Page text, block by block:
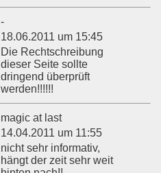
-
18.06.2011 um 15:45
Die Rechtschreibung
dieser Seite sollte
dringend überprüft
werden!!!!!!
magic at last
14.04.2011 um 11:55
nicht sehr informativ,
hängt der zeit sehr weit